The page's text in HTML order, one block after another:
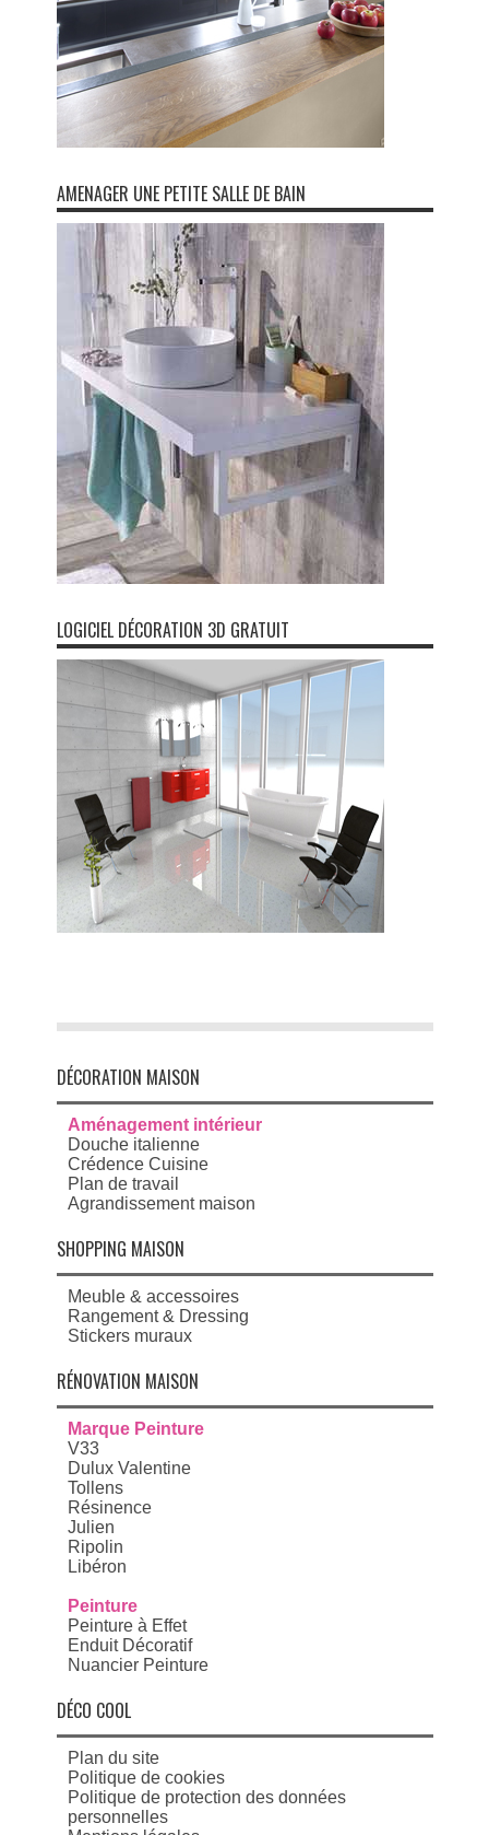
AMENAGER UNE PETITE SALLE DE BAIN
LOGICIEL DÉCORATION 3D GRATUIT
DÉCORATION MAISON
Aménagement intérieur
Douche italienne
Crédence Cuisine
Plan de travail
Agrandissement maison
SHOPPING MAISON
Meuble & accessoires
Rangement & Dressing
Stickers muraux
RÉNOVATION MAISON
Marque Peinture
V33
Dulux Valentine
Tollens
Résinence
Julien
Ripolin
Libéron
Peinture
Peinture à Effet
Enduit Décoratif
Nuancier Peinture
DÉCO COOL
Plan du site
Politique de cookies
Politique de protection des données
personnelles